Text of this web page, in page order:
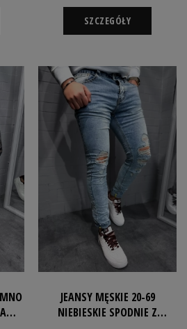
SZCZEGÓŁY
JEANSY MĘSKIE 20-69
NIEBIESKIE SPODNIE Z